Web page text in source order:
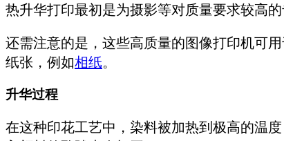
热升华打印最初是为摄影等对质量要求较高
还需注意的是，这些高质量的图像打印机可
纸张，例如相纸。
升华过程
在这种印花工艺中，染料被加热到极高的温